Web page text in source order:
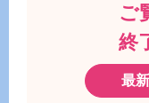
ご
終
最